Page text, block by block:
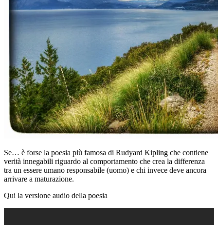
Se… è forse la poesia più famosa di Rudyard Kipling che contiene
verità innegabili riguardo al comportamento che crea la differenza
tra un essere umano responsabile (uomo) e chi invece deve ancora
arrivare a maturazione.
Qui la versione audio della poesia